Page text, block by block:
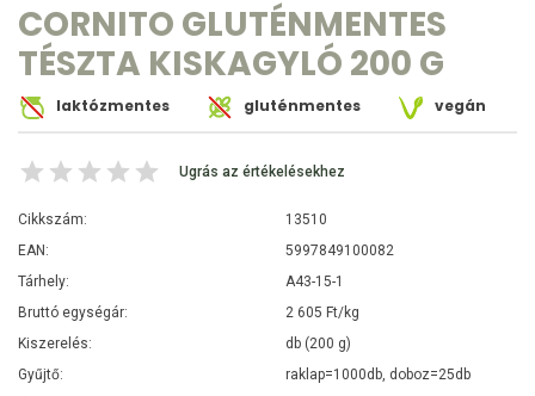
CORNITO GLUTÉNMENTES
TÉSZTA KISKAGYLÓ 200 G
laktózmentes gluténmentes vegán
Ugrás az értékelésekhez
Cikkszám:
13510
EAN:
5997849100082
Tárhely:
A43-15-1
Bruttó egységár:
2 605 Ft/kg
Kiszerelés:
db (200 g)
Gyűjtő:
raklap=1000db, doboz=25db